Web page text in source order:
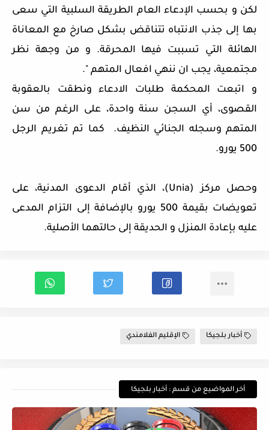
لكن و بحسب الإدعاء العام الطريقة السلبية التي سعى
بها إلى جذب الانتباه تتناقض بشكل صارخ مع المعاناة
الهائلة التي تسببت فيها المحرقة. و من وجهة نظر
مجتمعية، يجب ان ننهي افعال المتهم ".
و اتبعت المحكمة طلبات الادعاء ونطقت بالعقوبة
القصوى، أي السجن سنة واحدة، على الرغم من سن
المتهم وسجله الجنائي النظيف. كما تم تغريم الرجل
500 يورو.
وحصل مركز (Unia)، الذي أقام الدعوى المدنية، على
تعويضات بقيمة 500 يورو بالإضافة إلى التزام المدعى
عليه بإعادة المنزل و الحديقة إلى حالتهما الأصلية.
أخبار بلجيكا الإقليم الفلامندي
أخر المواضيع من قسم : أخبار بلجيكا